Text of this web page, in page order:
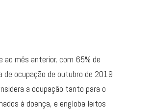
mês anterior, com 65% de
ocupação de outubro de 2019
a ocupação tanto para o
à doença, e engloba leitos